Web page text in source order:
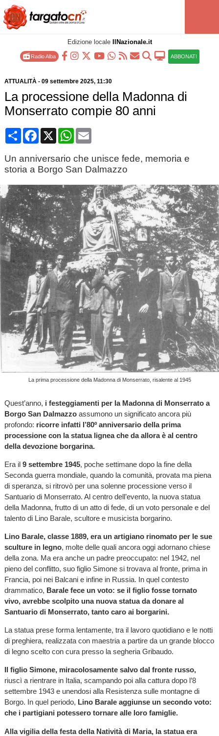
Edizione locale IlNazionale.it
Radio Alba ABBONATI
ATTUALITÀ- 09 settembre 2025, 11:30
La processione della Madonna di
Monserrato compie 80 anni
CondividiFacebook
X WhatsApp
Email
Un anniversario che unisce fede, memoria e
storia a Borgo San Dalmazzo
La prima processione della Madonna di Monserrato, risalente al 1945
Quest’anno, i festeggiamenti per la Madonna di Monserrato a
Borgo San Dalmazzoassumono un significato ancora più
profondo: ricorre infatti l’80º anniversario della prima
processione con la statua lignea che da allora è al centro
della devozione borgarina.
Era il 9 settembre 1945, poche settimane dopo la fine della
Seconda guerra mondiale, quando la comunità, provata ma piena
di speranza, si ritrovò per una solenne processione verso il
Santuario di Monserrato. Al centro dell’evento, la nuova statua
della Madonna, frutto di un atto di fede, di un voto personale e del
talento di Lino Barale, scultore e musicista borgarino.
Lino Barale, classe 1889, era un artigiano rinomato per le sue
sculture in legno, molte delle quali ancora oggi adornano chiese
della zona. Ma era anche un padre preoccupato: nel 1942, nel
pieno del conflitto, suo figlio Simone si trovava al fronte, prima in
Francia, poi nei Balcani e infine in Russia. In quel contesto
drammatico, Barale fece un voto: se il figlio fosse tornato
vivo, avrebbe scolpito una nuova statua da donare al
Santuario di Monserrato, tanto caro ai borgarini.
La statua prese forma lentamente, tra il lavoro quotidiano e le notti
di preghiera, realizzata con maestria a partire da un grande blocco
di legno scelto con cura presso la segheria Gribaudo.
Il figlio Simone, miracolosamente salvo dal fronte russo,
riuscì a rientrare in Italia, scampando poi alla cattura dopo l’8
settembre 1943 e unendosi alla Resistenza sulle montagne di
Borgo. In quel periodo, Lino Barale aggiunse un secondo voto:
che i partigiani potessero tornare alle loro famiglie.
Alla vigilia della festa della Natività di Maria, la statua era